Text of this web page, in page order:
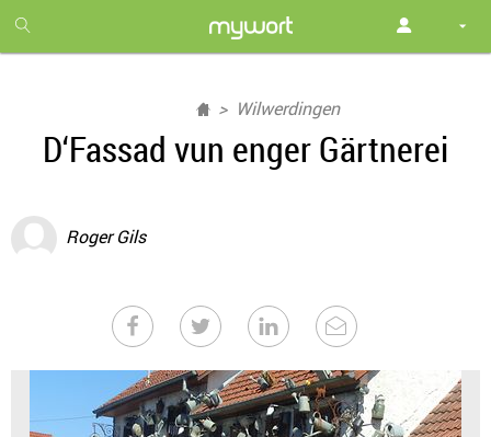
month
free
Wilwerdingen
D‘Fassad vun enger Gärtnerei
Roger Gils